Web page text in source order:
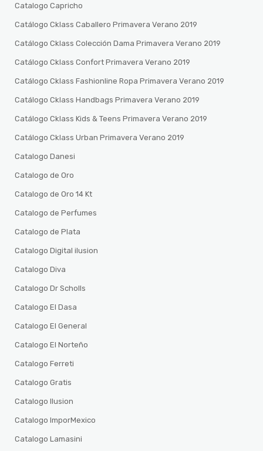
Catalogo Capricho
Catálogo Cklass Caballero Primavera Verano 2019
Catálogo Cklass Colección Dama Primavera Verano 2019
Catálogo Cklass Confort Primavera Verano 2019
Catálogo Cklass Fashionline Ropa Primavera Verano 2019
Catálogo Cklass Handbags Primavera Verano 2019
Catálogo Cklass Kids & Teens Primavera Verano 2019
Catálogo Cklass Urban Primavera Verano 2019
Catalogo Danesi
Catalogo de Oro
Catalogo de Oro 14 Kt
Catalogo de Perfumes
Catalogo de Plata
Catalogo Digital ilusion
Catalogo Diva
Catalogo Dr Scholls
Catalogo El Dasa
Catalogo El General
Catalogo El Norteño
Catalogo Ferreti
Catalogo Gratis
Catalogo Ilusion
Catalogo ImporMexico
Catalogo Lamasini